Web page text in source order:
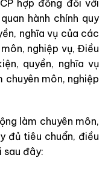
hợp đồng đối với
hành chính quy
nghĩa vụ của các
nghiệp vụ, Điều
quyền, nghĩa vụ
môn, nghiệp
làm chuyên môn,
đủ tiêu chuẩn, điều
sau đây: